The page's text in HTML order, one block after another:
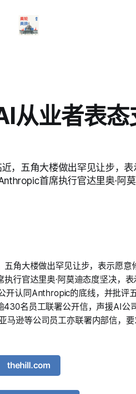
从业者表态
，五角大楼做出罕见让步，
首席执行官达里奥·阿
角大楼做出罕见让步，表示愿意
行官达里奥·阿莫迪态度坚决，
开认同Anthropic的底线，并批评
430名员工联署公开信，声援AI公
马逊等公司员工亦联署内部信，
thehill.com